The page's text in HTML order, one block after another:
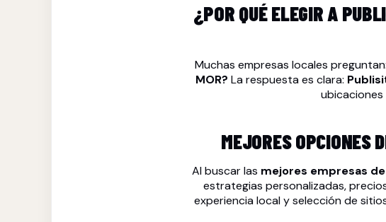
¿POR QUÉ ELEGIR A
Muchas empresas locales preguntan:
MOR? La respuesta es clara:
ubicaciones
MEJORES OPCIONES
Al buscar las mejores empresas
estrategias personalizadas,
experiencia local y selección de